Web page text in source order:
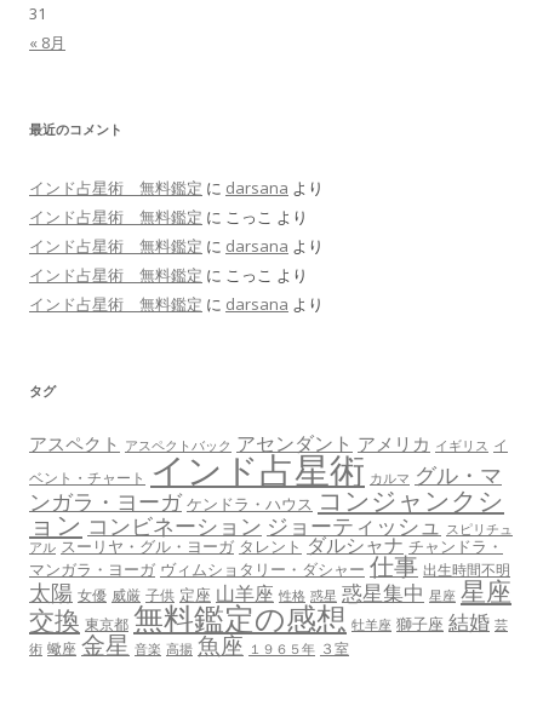
« 8月
31
最近のコメント
インド占星術 無料鑑定 に darsana より
インド占星術 無料鑑定 に こっこ より
インド占星術 無料鑑定 に darsana より
インド占星術 無料鑑定 に こっこ より
インド占星術 無料鑑定 に darsana より
タグ
アスペクト アスペクトバック アセンダント アメリカ イギリス イ
ベント・チャート インド占星術 カルマ グル・マ
ンガラ・ヨーガ ケンドラ・ハウス コンジャンクシ
ョン コンビネーション ジョーティッシュ スピリチュ
アル スーリヤ・グル・ヨーガ タレント ダルシャナ チャンドラ・
マンガラ・ヨーガ ヴィムショタリー・ダシャー 仕事 出生時間不明
太陽 女優 威厳 子供 定座 山羊座 性格 惑星 惑星集中 星座 星座
交換 東京都 無料鑑定の感想 牡羊座 獅子座 結婚 芸
術 蠍座 金星 音楽 高揚 魚座 １９６５年 ３室